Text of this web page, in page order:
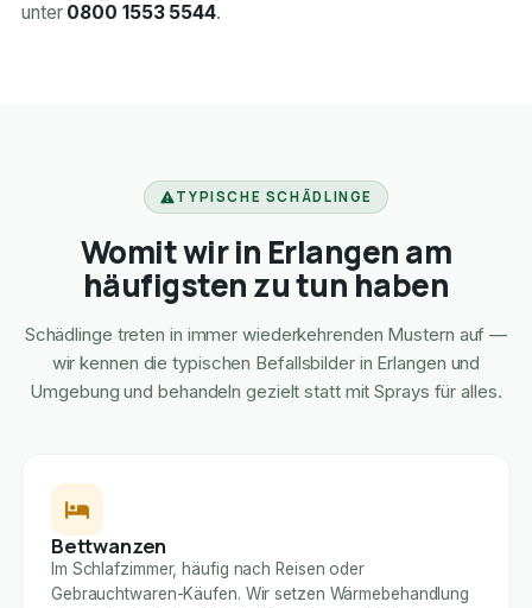
unter 0800 1553 5544.
TYPISCHE SCHÄDLINGE
Womit wir in Erlangen am
häufigsten zu tun haben
Schädlinge treten in immer wiederkehrenden Mustern auf —
wir kennen die typischen Befallsbilder in Erlangen und
Umgebung und behandeln gezielt statt mit Sprays für alles.
Bettwanzen
Im Schlafzimmer, häufig nach Reisen oder
Gebrauchtwaren-Käufen. Wir setzen Wärmebehandlung